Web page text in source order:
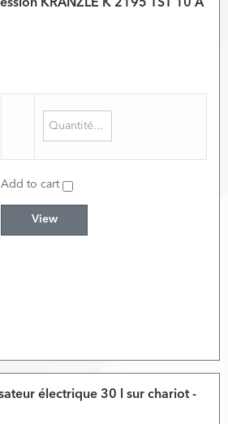
KRANZLE K 2195 TST 10 A
Add to cart
View
électrique 30 l sur chariot -